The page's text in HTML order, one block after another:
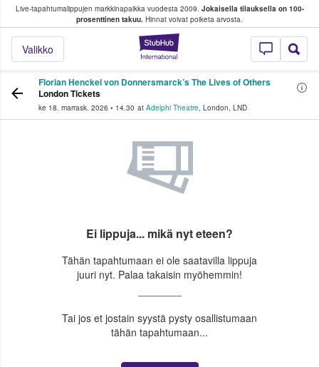
Live-tapahtumalippujen markkinapaikka vuodesta 2009. Jokaisella tilauksella on 100-
prosenttinen takuu. Hinnat voivat poiketa arvosta.
StubHub -
Valikko
fanit ostavat ja myyvät lippuja
Florian Henckel von Donnersmarck’s The Lives of Others
London Tickets
ke 18. marrask. 2026 • 14.30 at Adelphi Theatre, London, LND
Ei lippuja... mikä nyt eteen?
Tähän tapahtumaan ei ole saatavilla lippuja
juuri nyt. Palaa takaisin myöhemmin!
Tai jos et jostain syystä pysty osallistumaan
tähän tapahtumaan...